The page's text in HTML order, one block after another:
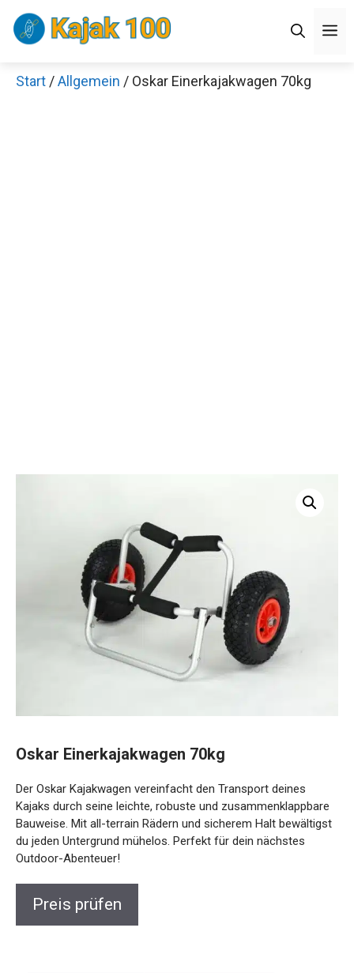
Zum
Inhalt
Start /Allgemein / Oskar Einerkajakwagen 70kg
Oskar Einerkajakwagen 70kg
Kajaks durch seine leichte, robuste und
zusammenklappbare Bauweise. Mit all-terrain Rädern und
sicherem Halt bewältigst du jeden Untergrund mühelos.
Perfekt für dein nächstes Outdoor-Abenteuer!
Preis prüfen